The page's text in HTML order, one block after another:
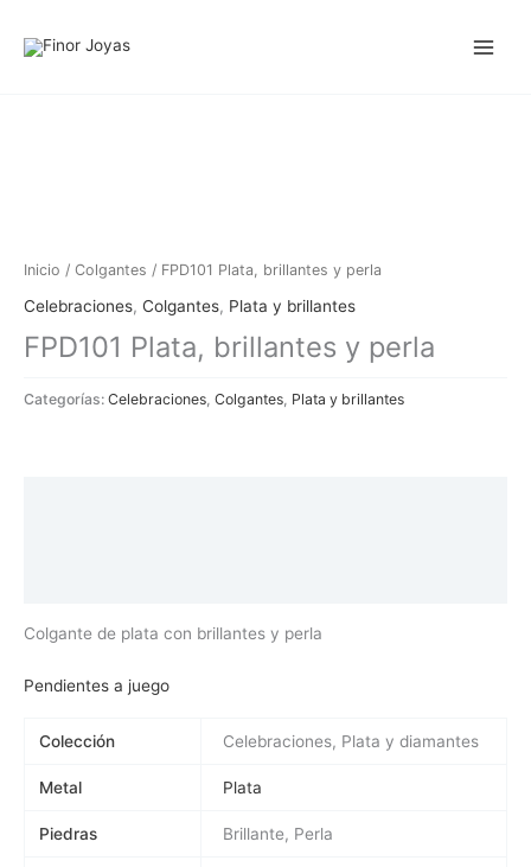
Inicio / Colgantes / FPD101 Plata, brillantes y perla
Celebraciones, Colgantes, Plata y brillantes
FPD101 Plata, brillantes y perla
Categorías: Celebraciones Colgantes Plata y brillantes
Colgante de plata con brillantes y perla
Pendientes a juego
Colección Celebraciones, Plata y diamantes
Metal Plata
Piedras Brillante, Perla